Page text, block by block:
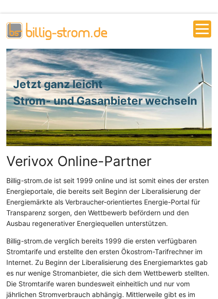
Jetzt ganz leicht
Strom- und Gasanbieter wechseln
Verivox Online-Partner
Billig-strom.de ist seit 1999 online und ist somit eines der ersten
Energieportale, die bereits seit Beginn der Liberalisierung der
Energiemärkte als Verbraucher-orientiertes Energie-Portal für
Transparenz sorgen, den Wettbewerb befördern und den
Ausbau regenerativer Energiequellen unterstützen.
Billig-strom.de verglich bereits 1999 die ersten verfügbaren
Stromtarife und erstellte den ersten Ökostrom-Tarifrechner im
Internet. Zu Beginn der Liberalisierung des Energiemarktes gab
es nur wenige Stromanbieter, die sich dem Wettbewerb stellten.
Die Stromtarife waren bundesweit einheitlich und nur vom
jährlichen Stromverbrauch abhängig. Mittlerweile gibt es im